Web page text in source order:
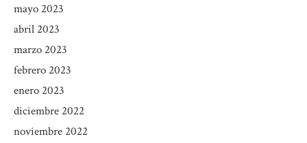
mayo 2023
abril 2023
marzo 2023
febrero 2023
enero 2023
diciembre 2022
noviembre 2022